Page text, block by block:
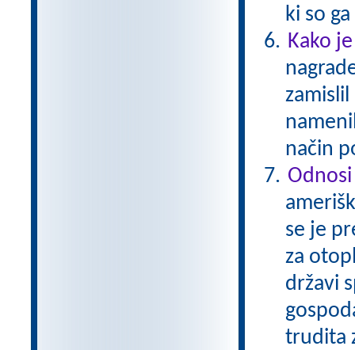
ki so
Kako
način
se je
za
državi
trudita